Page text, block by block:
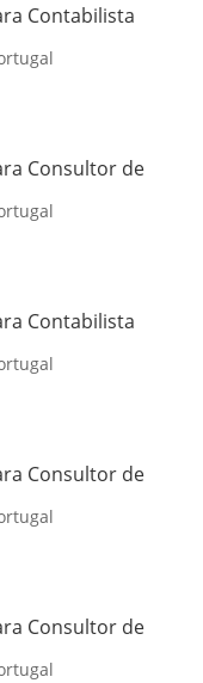
Contabilista
Consultor de
Contabilista
Consultor de
Consultor de